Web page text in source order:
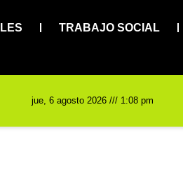
TRABAJO SOCIAL
jue, 6 agosto 2026 /// 1:08 pm